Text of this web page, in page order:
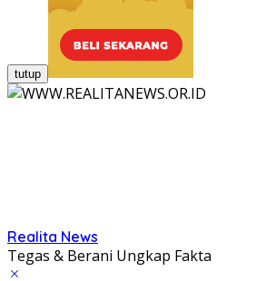
tutup
Realita News
Tegas & Berani Ungkap Fakta